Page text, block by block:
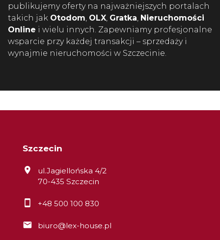
publikujemy oferty na najważniejszych portalach
takich jak Otodom, OLX, Gratka, Nieruchomości
Online i wielu innych. Zapewniamy profesjonalne
wsparcie przy każdej transakcji – sprzedaży i
wynajmie nieruchomości w Szczecinie.
Szczecin
ul.Jagiellońska 4/2
70-435 Szczecin
+48 500 100 830
biuro@lex-house.pl